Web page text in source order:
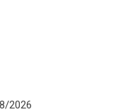
2026